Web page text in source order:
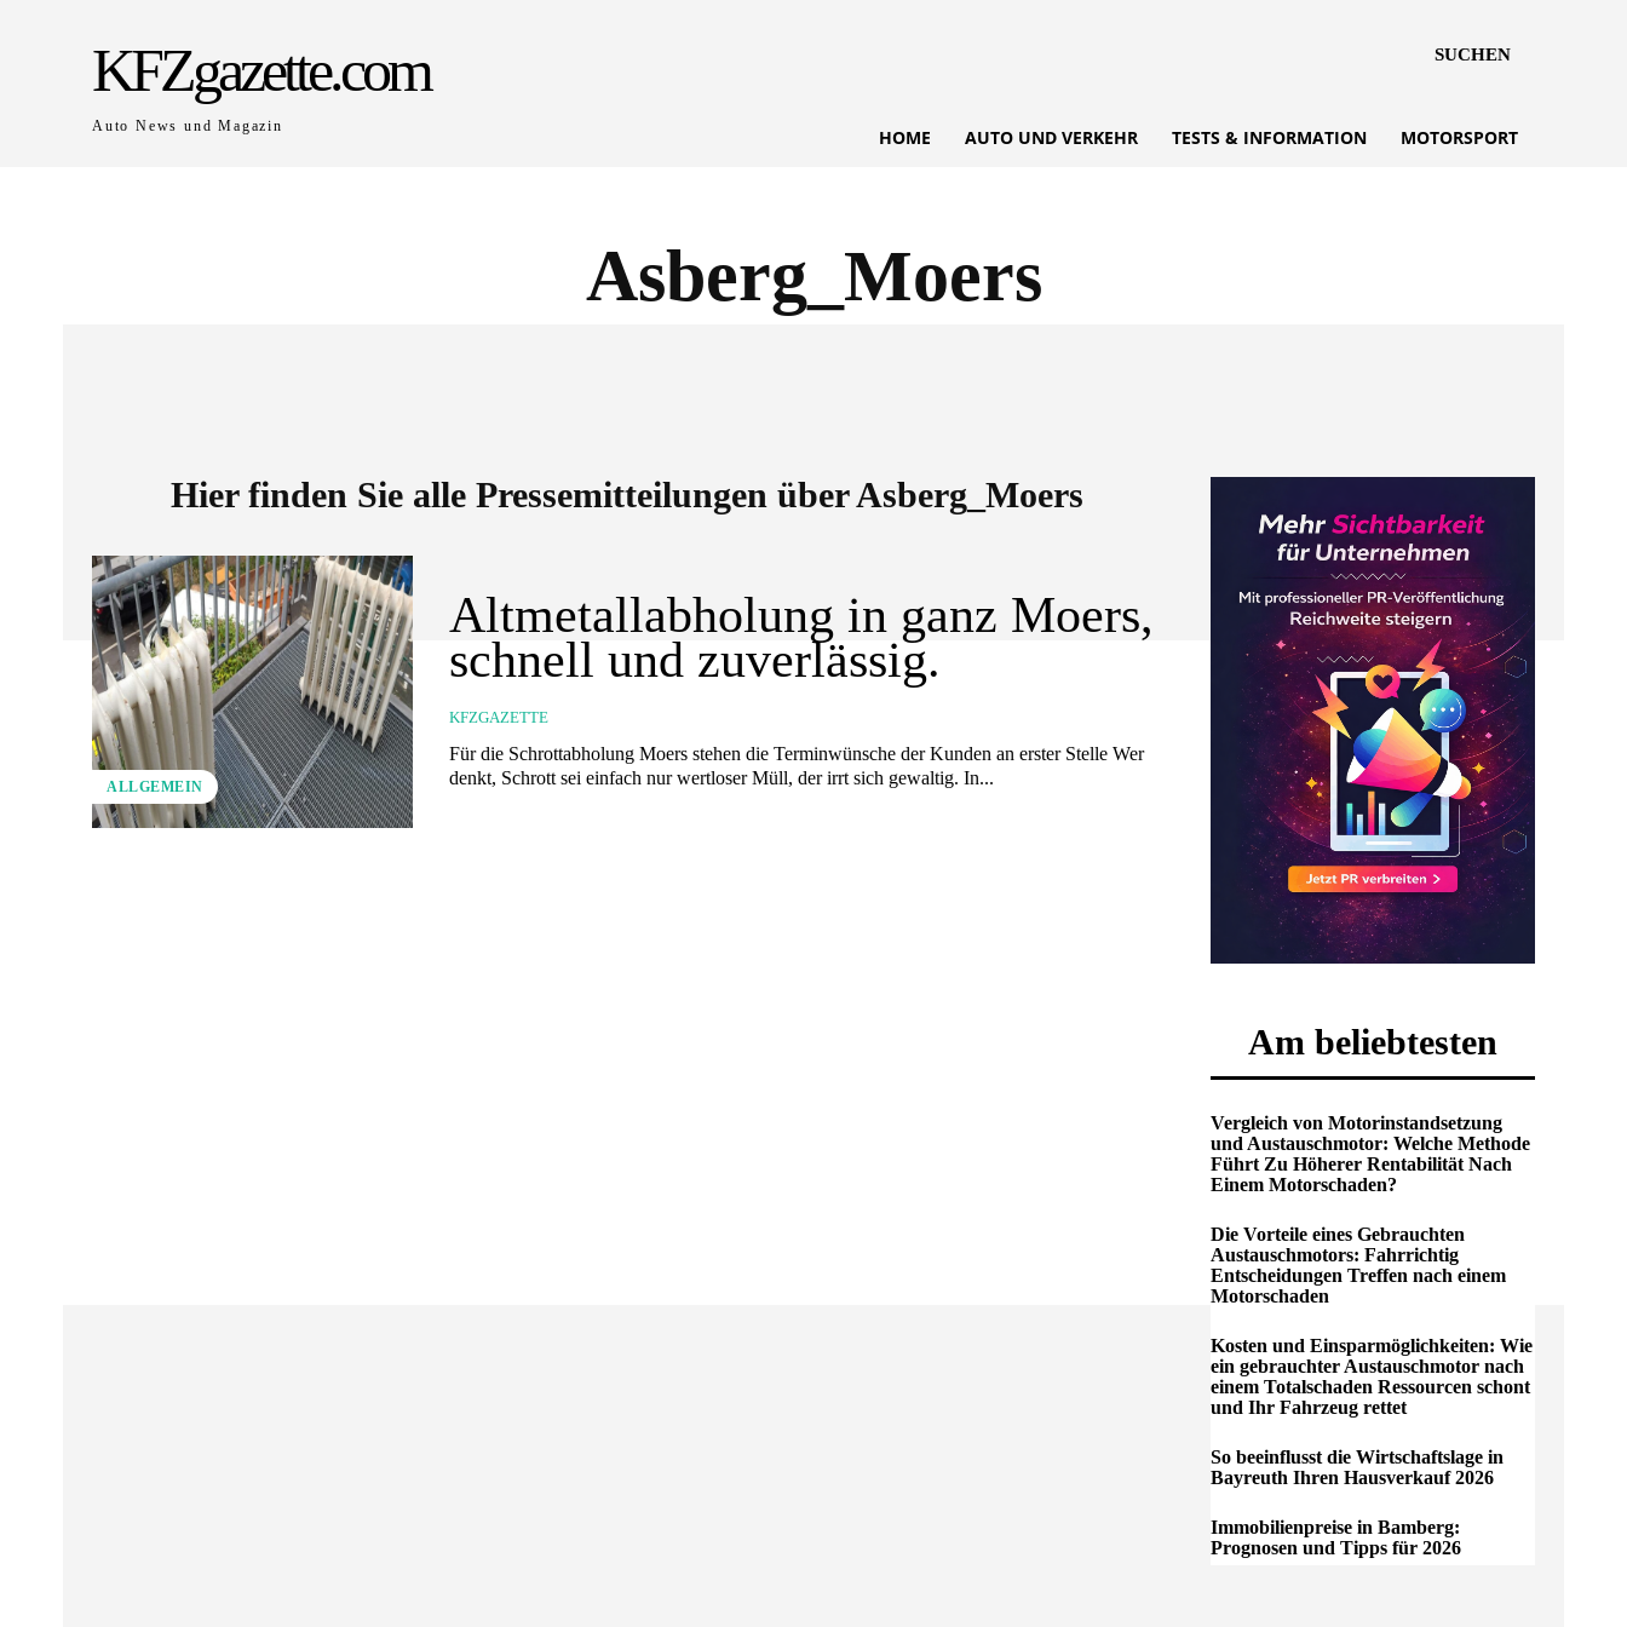
KFZgazette.com
Auto News und Magazin
SUCHEN
HOME AUTO UND VERKEHR TESTS & INFORMATION MOTORSPORT
Asberg_Moers
Hier finden Sie alle Pressemitteilungen überAsberg_Moers
ALLGEMEIN
Altmetallabholung in ganz Moers,
schnell und zuverlässig.
KFZGAZETTE
Für die Schrottabholung Moers stehen die Terminwünsche der Kunden an erster Stelle Wer
denkt, Schrott sei einfach nur wertloser Müll, der irrt sich gewaltig. In...
Am beliebtesten
Vergleich von Motorinstandsetzung
und Austauschmotor: Welche Methode
Führt Zu Höherer Rentabilität Nach
Einem Motorschaden?
Die Vorteile eines Gebrauchten
Austauschmotors: Fahrrichtig
Entscheidungen Treffen nach einem
Motorschaden
Kosten und Einsparmöglichkeiten: Wie
ein gebrauchter Austauschmotor nach
einem Totalschaden Ressourcen schont
und Ihr Fahrzeug rettet
So beeinflusst die Wirtschaftslage in
Bayreuth Ihren Hausverkauf 2026
Immobilienpreise in Bamberg:
Prognosen und Tipps für 2026